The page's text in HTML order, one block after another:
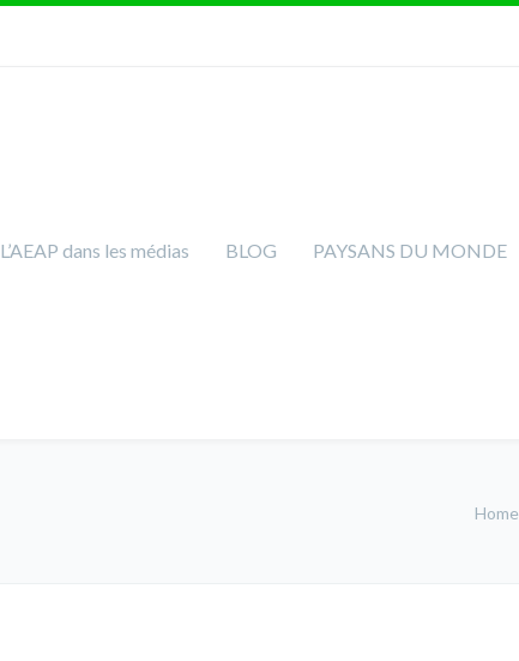
L’AEAP dans les médias BLOG PAYSANS DU MONDE
Home